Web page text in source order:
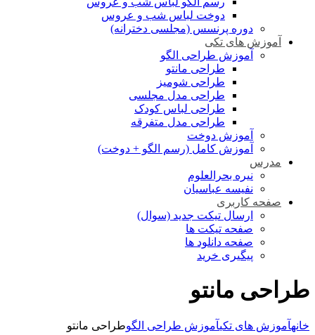
دوخت لباس شب و عروس
دوره پرنسس (مجلسی دخترانه)
آموزش های تکی
آموزش طراحی الگو
طراحی مانتو
طراحی شومیز
طراحی مدل مجلسی
طراحی لباس کودک
طراحی مدل متفرقه
آموزش دوخت
آموزش کامل (رسم الگو + دوخت)
مدرس
نیره بحرالعلوم
نفیسه عباسیان
صفحه کاربری
ارسال تیکت جدید (سوال)
صفحه تیکت ها
صفحه دانلود ها
پیگیری خرید
طراحی مانتو
خانهآموزش های تکیآموزش طراحی الگوطراحی مانتو